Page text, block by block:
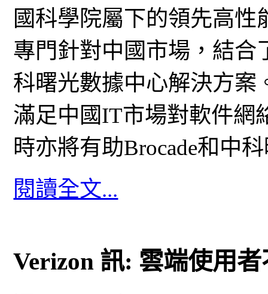
國科學院屬下的領先高
專門針對中國市場，結合
科曙光數據中心解決方案
滿足中國IT市場對軟件網
時亦將有助Brocade和中
閱讀全文...
Verizon 訊: 雲端使用